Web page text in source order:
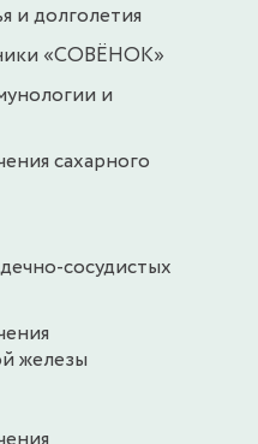
и долголетия
«СОВЁНОК»
и
сахарного
сосудистых
железы